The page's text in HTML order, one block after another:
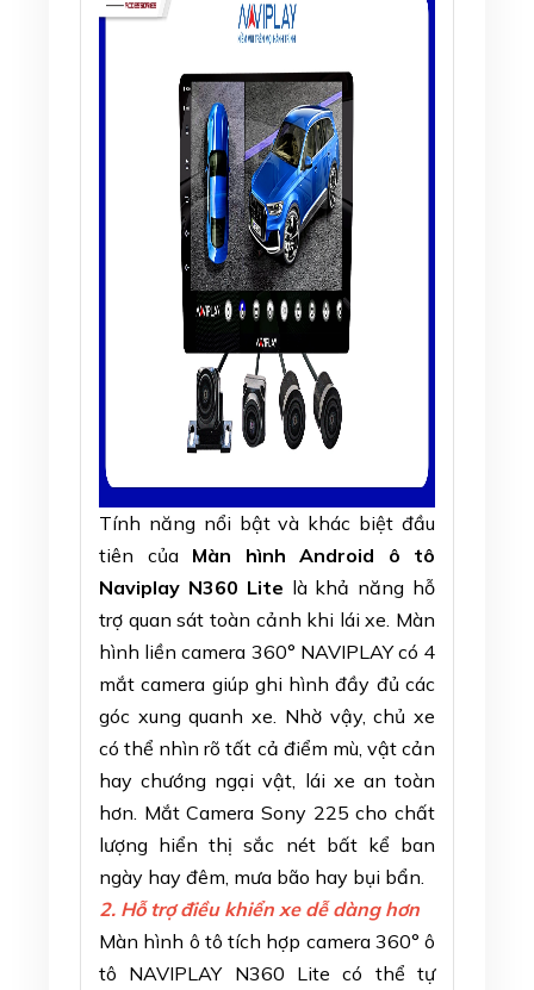
Tính năng nổi bật và khác biệt đầu
tiên của Màn hình Android ô tô
Naviplay N360 Lite là khả năng hỗ
trợ quan sát toàn cảnh khi lái xe. Màn
hình liền camera 360° NAVIPLAY có 4
mắt camera giúp ghi hình đầy đủ các
góc xung quanh xe. Nhờ vậy, chủ xe
có thể nhìn rõ tất cả điểm mù, vật cản
hay chướng ngại vật, lái xe an toàn
hơn. Mắt Camera Sony 225 cho chất
lượng hiển thị sắc nét bất kể ban
ngày hay đêm, mưa bão hay bụi bẩn.
2. Hỗ trợ điều khiển xe dễ dàng hơn
Màn hình ô tô tích hợp camera 360° ô
tô NAVIPLAY N360 Lite có thể tự